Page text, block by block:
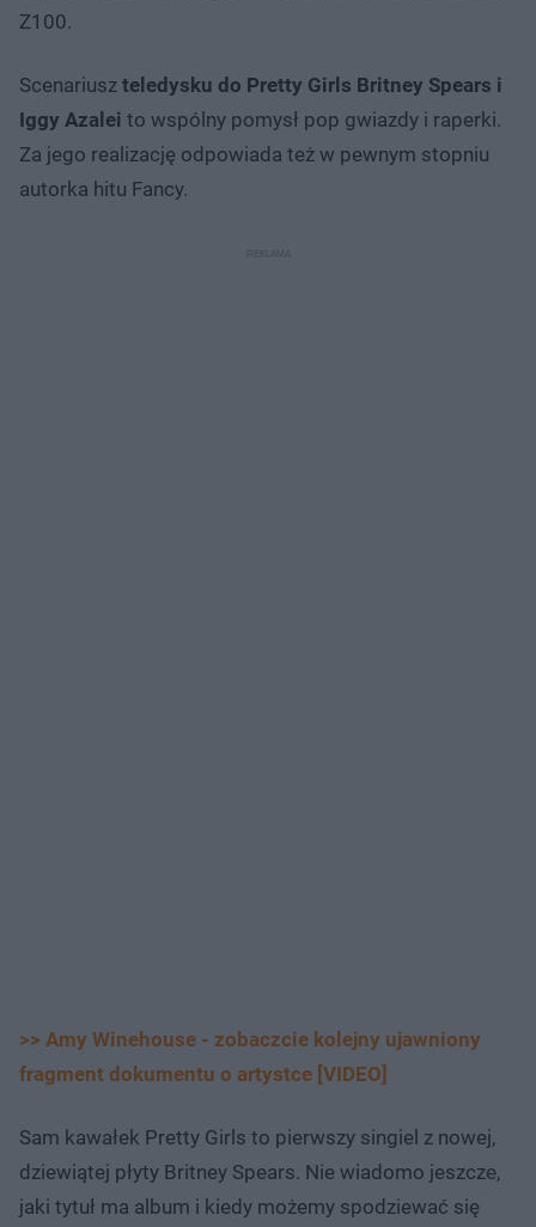
Z100.
Scenariusz teledysku do Pretty Girls Britney Spears i
Iggy Azalei to wspólny pomysł pop gwiazdy i raperki.
Za jego realizację odpowiada też w pewnym stopniu
autorka hitu Fancy.
>> Amy Winehouse - zobaczcie kolejny ujawniony
fragment dokumentu o artystce [VIDEO]
Sam kawałek Pretty Girls to pierwszy singiel z nowej,
dziewiątej płyty Britney Spears. Nie wiadomo jeszcze,
jaki tytuł ma album i kiedy możemy spodziewać się